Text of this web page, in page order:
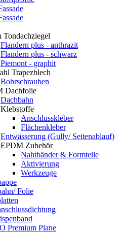
Tondachziegel
Flandern plus - anthrazit
Flandern plus - schwarz
Piemont - graphit
Trapezblech
Bohrschrauben
Dachfolie
Dachbahn
Klebstoffe
Anschlusskleber
Flächenkleber
Entwässerung (Gully/ Seitenablauf)
EPDM Zubehör
Nahtbänder & Formteile
Aktivierung
Werkzeuge
Folie
Premium Plane